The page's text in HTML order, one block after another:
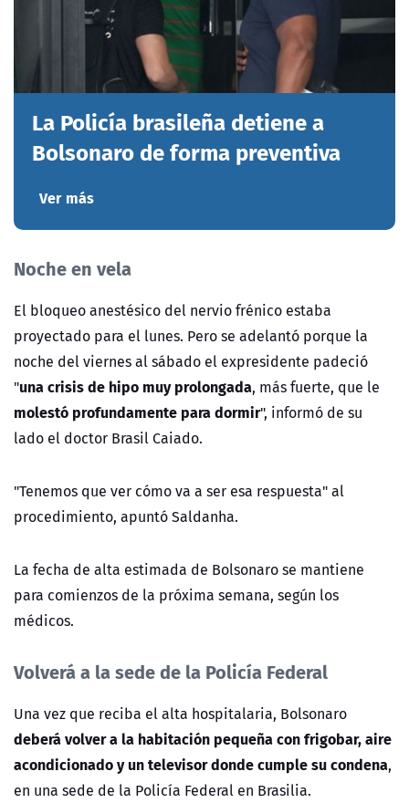
La Policía brasileña detiene a
Bolsonaro de forma preventiva
Ver más
Noche en vela
El bloqueo anestésico del nervio frénico estaba
proyectado para el lunes. Pero se adelantó porque la
noche del viernes al sábado el expresidente padeció
"una crisis de hipo muy prolongada, más fuerte, que le
molestó profundamente para dormir", informó de su
lado el doctor Brasil Caiado.
"Tenemos que ver cómo va a ser esa respuesta" al
procedimiento, apuntó Saldanha.
La fecha de alta estimada de Bolsonaro se mantiene
para comienzos de la próxima semana, según los
médicos.
Volverá a la sede de la Policía Federal
Una vez que reciba el alta hospitalaria, Bolsonaro
deberá volver a la habitación pequeña con frigobar, aire
acondicionado y un televisor donde cumple su condena,
en una sede de la Policía Federal en Brasilia.